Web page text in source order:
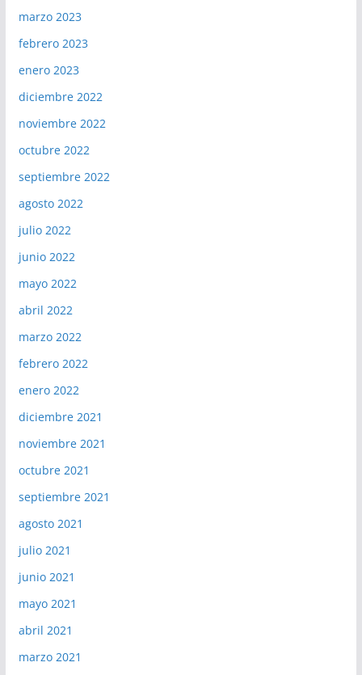
marzo 2023
febrero 2023
enero 2023
diciembre 2022
noviembre 2022
octubre 2022
septiembre 2022
agosto 2022
julio 2022
junio 2022
mayo 2022
abril 2022
marzo 2022
febrero 2022
enero 2022
diciembre 2021
noviembre 2021
octubre 2021
septiembre 2021
agosto 2021
julio 2021
junio 2021
mayo 2021
abril 2021
marzo 2021